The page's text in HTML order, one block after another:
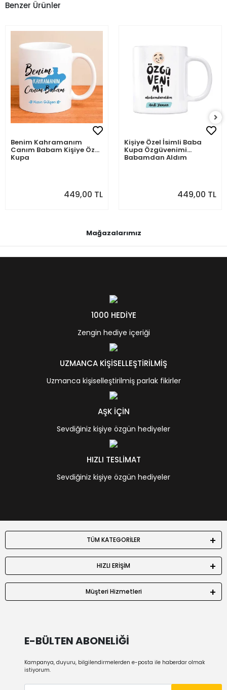
Benzer Ürünler
Benim Kahramanım
Canım Babam Kişiye Özel
Kupa
449,00 TL
Kişiye Özel İsimli Baba
Kupa Özgüvenimi
Babamdan Aldım
449,00 TL
Mağazalarımız
1000 HEDİYE
Zengin hediye içeriği
UZMANCA KİŞİSELLEŞTİRİLMİŞ
Uzmanca kişiselleştirilmiş parlak fikirler
AŞK İÇİN
Sevdiğiniz kişiye özgün hediyeler
HIZLI TESLİMAT
Sevdiğiniz kişiye özgün hediyeler
TÜM KATEGORİLER
HIZLI ERİŞİM
Müşteri Hizmetleri
E-BÜLTEN ABONELİĞİ
Kampanya, duyuru, bilgilendirmelerden e-posta ile haberdar olmak
istiyorum.